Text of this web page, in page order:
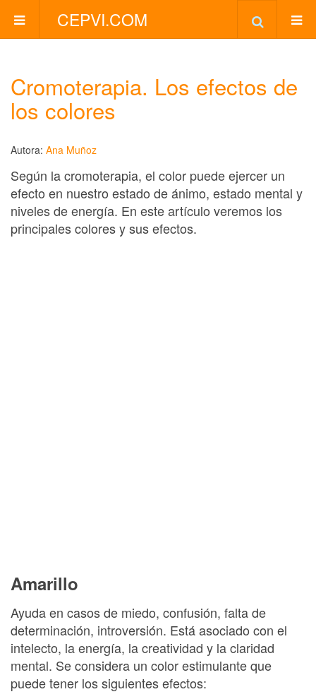
CEPVI.COM
Cromoterapia. Los efectos de
los colores
Autora: Ana Muñoz
Según la cromoterapia, el color puede ejercer un
efecto en nuestro estado de ánimo, estado mental y
niveles de energía. En este artículo veremos los
principales colores y sus efectos.
Amarillo
Ayuda en casos de miedo, confusión, falta de
determinación, introversión. Está asociado con el
intelecto, la energía, la creatividad y la claridad
mental. Se considera un color estimulante que
puede tener los siguientes efectos: